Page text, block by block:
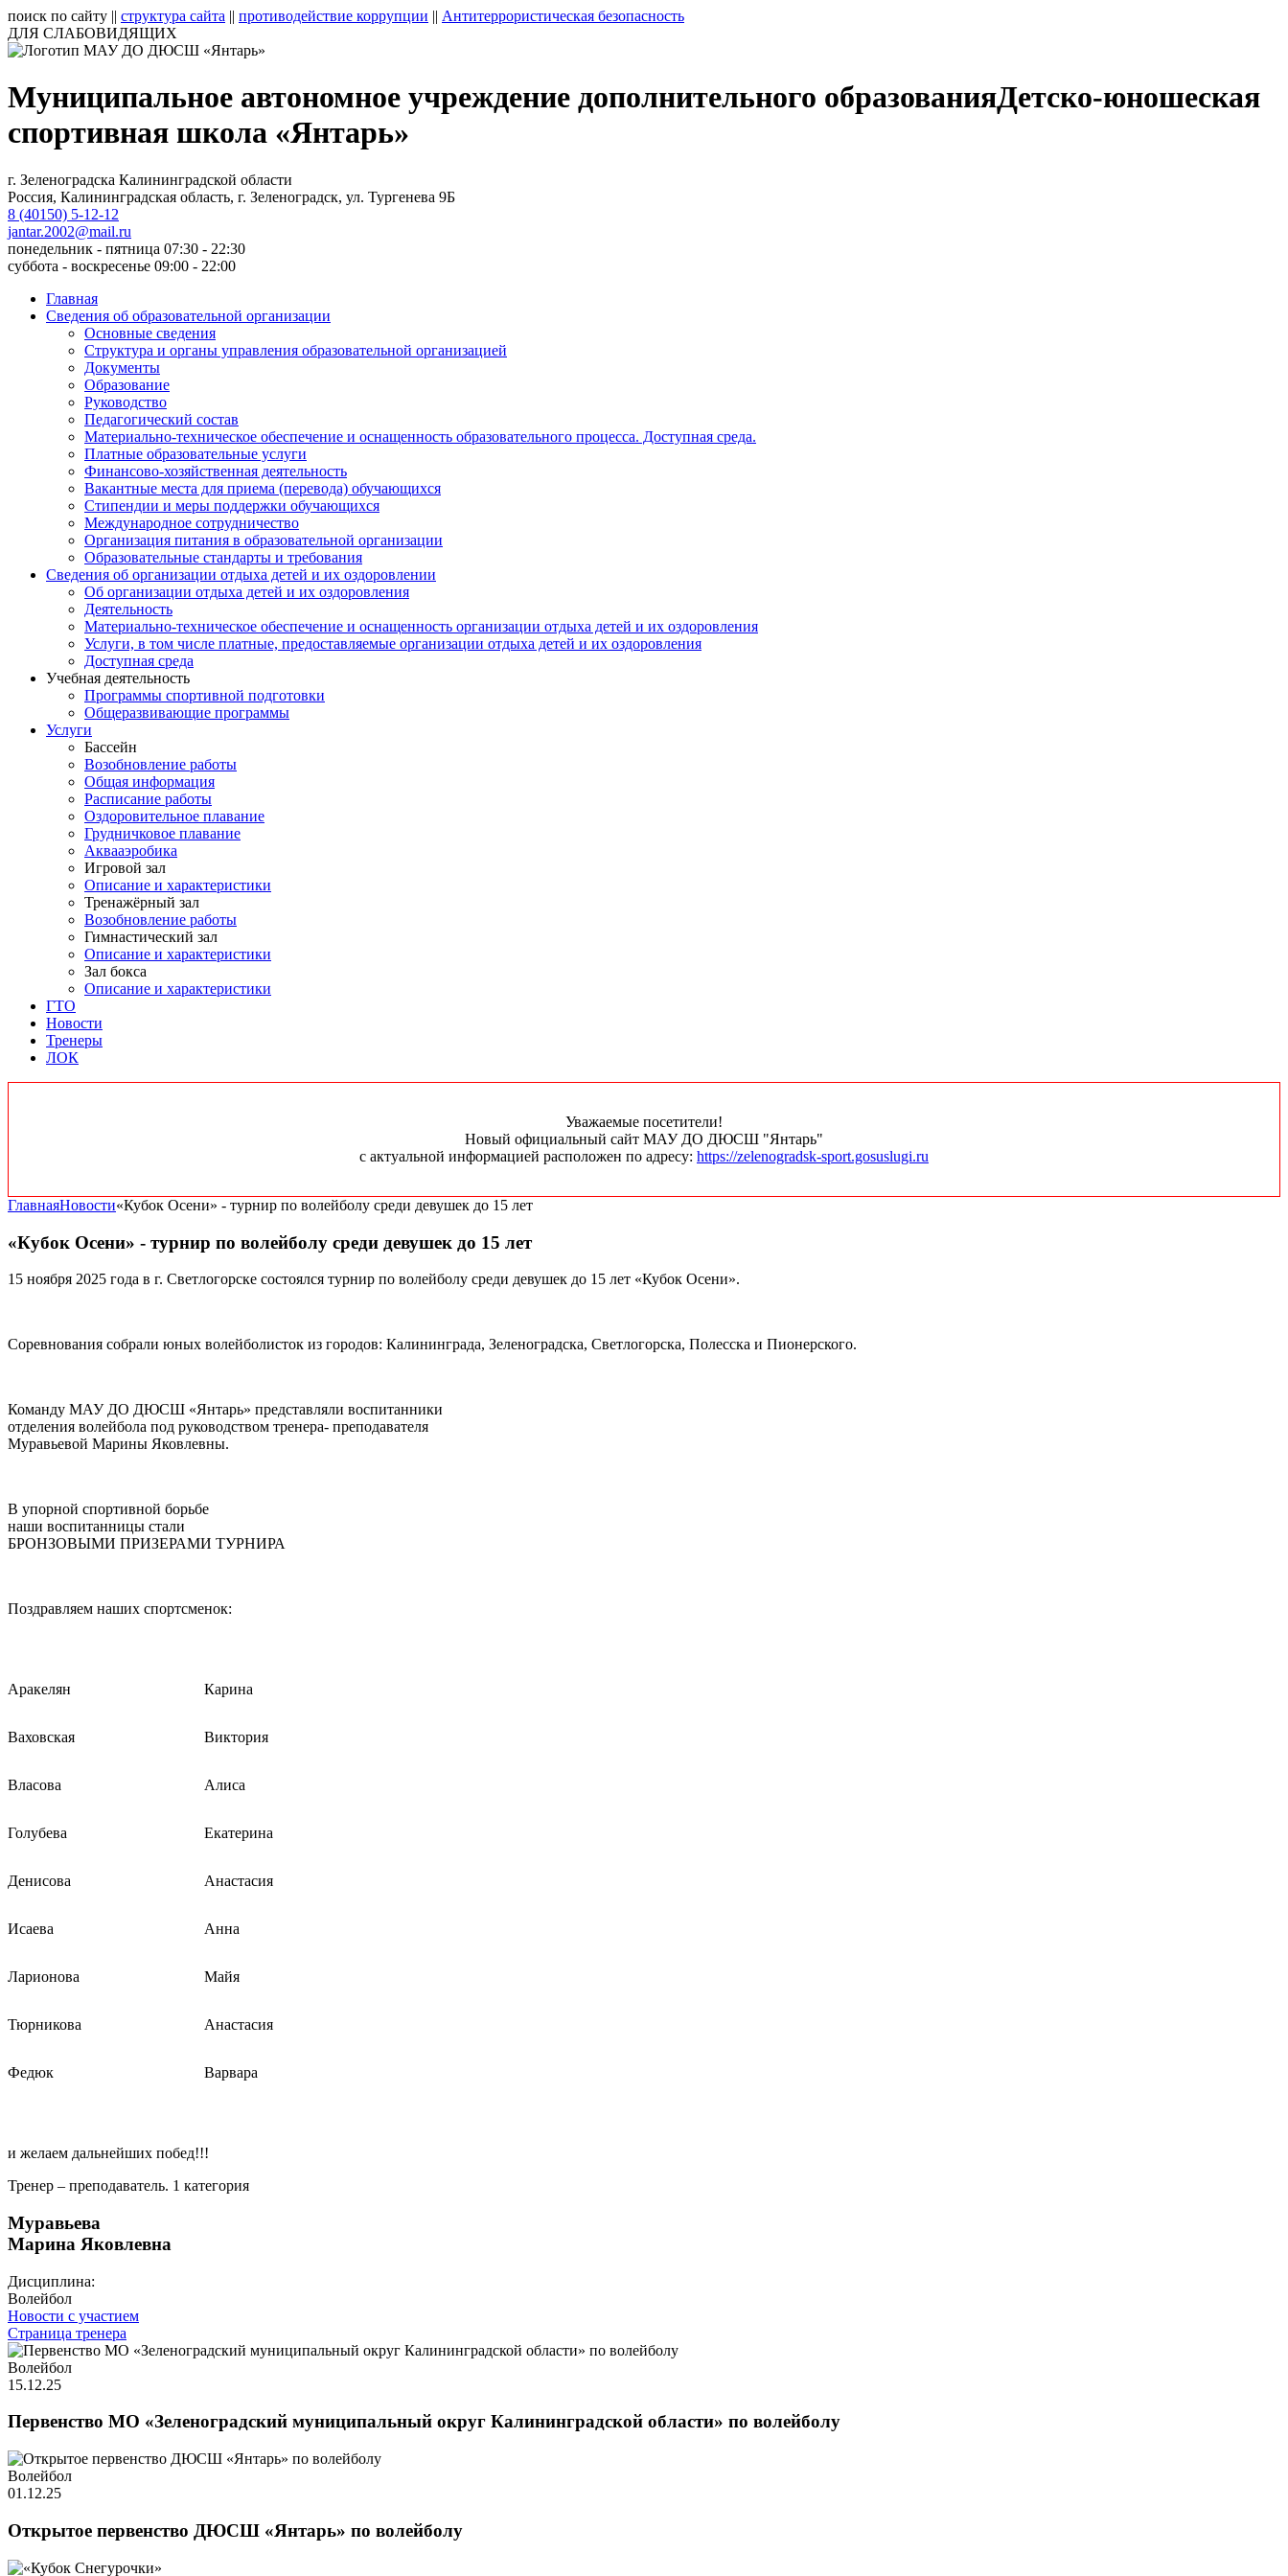
поиск по сайту || структура сайта || противодействие коррупции || Антитеррористическая безопасность
ДЛЯ СЛАБОВИДЯЩИХ
Муниципальное автономное учреждение дополнительного образованияДетско-юношеская
спортивная школа «Янтарь»
г. Зеленоградска Калининградской области
Россия, Калининградская область, г. Зеленоградск, ул. Тургенева 9Б
8 (40150) 5-12-12
jantar.2002@mail.ru
понедельник - пятница 07:30 - 22:30
суббота - воскресенье 09:00 - 22:00
Главная
Сведения об образовательной организации
Основные сведения
Структура и органы управления образовательной организацией
Документы
Образование
Руководство
Педагогический состав
Материально-техническое обеспечение и оснащенность образовательного процесса. Доступная среда.
Платные образовательные услуги
Финансово-хозяйственная деятельность
Вакантные места для приема (перевода) обучающихся
Стипендии и меры поддержки обучающихся
Международное сотрудничество
Организация питания в образовательной организации
Образовательные стандарты и требования
Сведения об организации отдыха детей и их оздоровлении
Об организации отдыха детей и их оздоровления
Деятельность
Материально-техническое обеспечение и оснащенность организации отдыха детей и их оздоровления
Услуги, в том числе платные, предоставляемые организации отдыха детей и их оздоровления
Доступная среда
Учебная деятельность
Программы спортивной подготовки
Общеразвивающие программы
Услуги
Бассейн
Возобновление работы
Общая информация
Расписание работы
Оздоровительное плавание
Грудничковое плавание
Аквааэробика
Игровой зал
Описание и характеристики
Тренажёрный зал
Возобновление работы
Гимнастический зал
Описание и характеристики
Зал бокса
Описание и характеристики
ГТО
Новости
Тренеры
ЛОК
Уважаемые посетители!
Новый официальный сайт МАУ ДО ДЮСШ "Янтарь"
с актуальной информацией расположен по адресу: https://zelenogradsk-sport.gosuslugi.ru
ГлавнаяНовости«Кубок Осени» - турнир по волейболу среди девушек до 15 лет
«Кубок Осени» - турнир по волейболу среди девушек до 15 лет
15 ноября 2025 года в г. Светлогорске состоялся турнир по волейболу среди девушек до 15 лет «Кубок Осени».
Соревнования собрали юных волейболисток из городов: Калининграда, Зеленоградска, Светлогорска, Полесска и Пионерского.
Команду МАУ ДО ДЮСШ «Янтарь» представляли воспитанники
отделения волейбола под руководством тренера- преподавателя
Муравьевой Марины Яковлевны.
В упорной спортивной борьбе
наши воспитанницы стали
БРОНЗОВЫМИ ПРИЗЕРАМИ ТУРНИРА
Поздравляем наших спортсменок:
Аракелян Карина
Ваховская Виктория
Власова Алиса
Голубева Екатерина
Денисова Анастасия
Исаева Анна
Ларионова Майя
Тюрникова Анастасия
Федюк Варвара
и желаем дальнейших побед!!!
Тренер – преподаватель. 1 категория
Муравьева
Марина Яковлевна
Дисциплина:
Волейбол
Новости с участием
Страница тренера
Волейбол
15.12.25
Первенство МО «Зеленоградский муниципальный округ Калининградской области» по волейболу
Волейбол
01.12.25
Открытое первенство ДЮСШ «Янтарь» по волейболу